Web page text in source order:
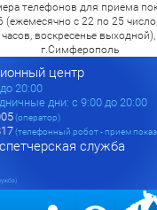
телефонов для приема
(ежемесячно с 22 по 25
воскресенье
г.Симферополь
центр
20:00
дни: с 9:00 до 20:00
(оператор)
(телефонный робот - прием
служба